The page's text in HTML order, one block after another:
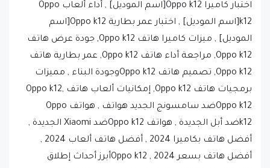
اختبار كاميرا Oppo k12[اسم الموديل] , أداء ألعاب Oppo
k12[اسم الموديل] , اختبار عمر بطارية Oppo k12[اسم
الموديل] , ميزات كاميرا هاتف Oppo k12, جودة عرض هاتف
Oppo k12, مراجعة أداء هاتف Oppo k12, عمر بطارية هاتف
Oppo k12, تصميم هاتف Oppo k12وجودة البناء , مميزات
برمجيات هاتف Oppo k12, إمكانيات ألعاب هاتف Oppo k12,
Oppo k12ضد سامسونج الجديد هواتف , هواتف Oppo
k12ضد أبل الجديدة , هواتف Oppo k12ضد Xiaomi الجديدة ,
أفضل هاتف بكاميرا 2024 , أفضل هاتف ألعاب 2024 ,
أفضل هاتف بسعر 2024 , Oppo k12أبرز أحداث إطلاق